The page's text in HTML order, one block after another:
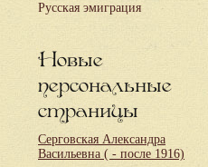
Русская эмиграция
Новые
персональные
страницы
Серговская Александра
Васильевна ( - после 1916)